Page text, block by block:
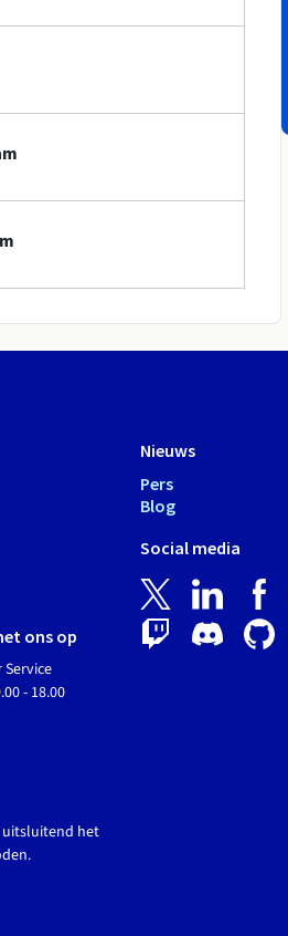
ons op
- 18.00
uitsluitend het
Nieuws
Pers
Blog
Social media